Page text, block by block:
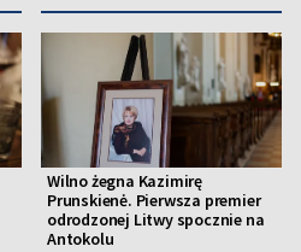
Wilno żegna Kazimirę
Prunskienė. Pierwsza premier
odrodzonej Litwy spocznie na
Antokolu